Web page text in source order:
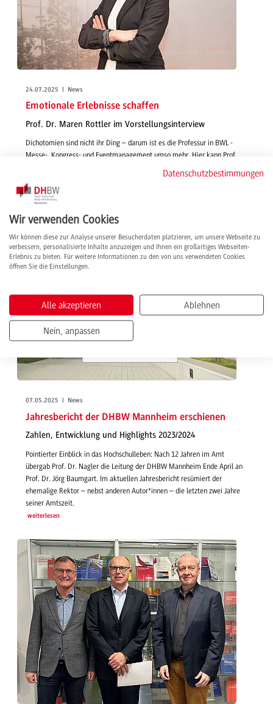
24.07.2025 | News
Emotionale Erlebnisse schaffen
Prof. Dr. Maren Rottler im Vorstellungsinterview
Dichotomien sind nicht ihr Ding – darum ist es die Professur in BWL -
Messe-, Kongress- und Eventmanagement umso mehr. Hier kann Prof.
Dr. Maren Rottler das beste aus der BWL und der Veranstaltungsbranche
vereinen. Im Video-Interview stellen wir die Professorin vor.
weiterlesen
07.05.2025 | News
Jahresbericht der DHBW Mannheim erschienen
Zahlen, Entwicklung und Highlights 2023/2024
Pointierter Einblick in das Hochschulleben: Nach 12 Jahren im Amt
übergab Prof. Dr. Nagler die Leitung der DHBW Mannheim Ende April an
Prof. Dr. Jörg Baumgart. Im aktuellen Jahresbericht resümiert der
ehemalige Rektor – nebst anderen Autor*innen – die letzten zwei Jahre
seiner Amtszeit.
weiterlesen
Datenschutzbestimmungen
Wir verwenden Cookies
Wir können diese zur Analyse unserer Besucherdaten platzieren, um unsere Webseite zu
verbessern, personalisierte Inhalte anzuzeigen und Ihnen ein großartiges Webseiten-
Erlebnis zu bieten. Für weitere Informationen zu den von uns verwendeten Cookies
öffnen Sie die Einstellungen.
Alle akzeptieren Ablehnen
Nein, anpassen